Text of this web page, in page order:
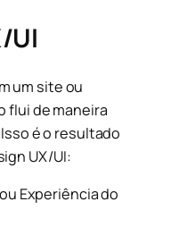
UI
um site ou
flui de maneira
é o resultado
UX/UI:
Experiência do